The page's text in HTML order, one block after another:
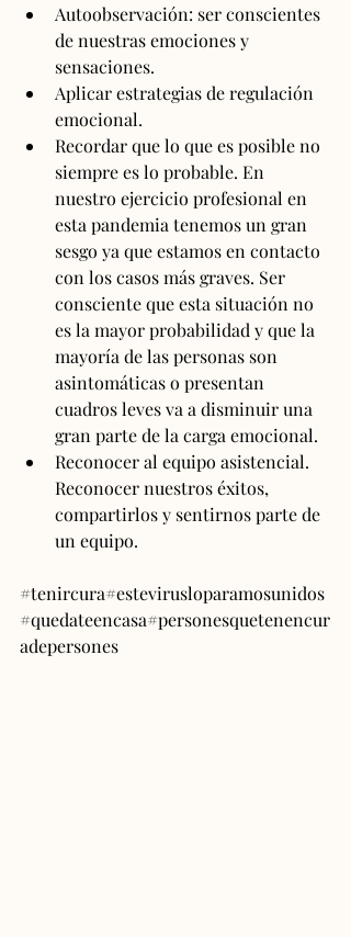
Autoobservación: ser conscientes
de nuestras emociones y
sensaciones.
Aplicar estrategias de regulación
emocional.
Recordar que lo que es posible no
siempre es lo probable. En
nuestro ejercicio profesional en
esta pandemia tenemos un gran
sesgo ya que estamos en contacto
con los casos más graves. Ser
consciente que esta situación no
es la mayor probabilidad y que la
mayoría de las personas son
asintomáticas o presentan
cuadros leves va a disminuir una
gran parte de la carga emocional.
Reconocer al equipo asistencial.
Reconocer nuestros éxitos,
compartirlos y sentirnos parte de
un equipo.
#tenircura#estevirusloparamosunidos
#quedateencasa#personesquetenencur
adepersones